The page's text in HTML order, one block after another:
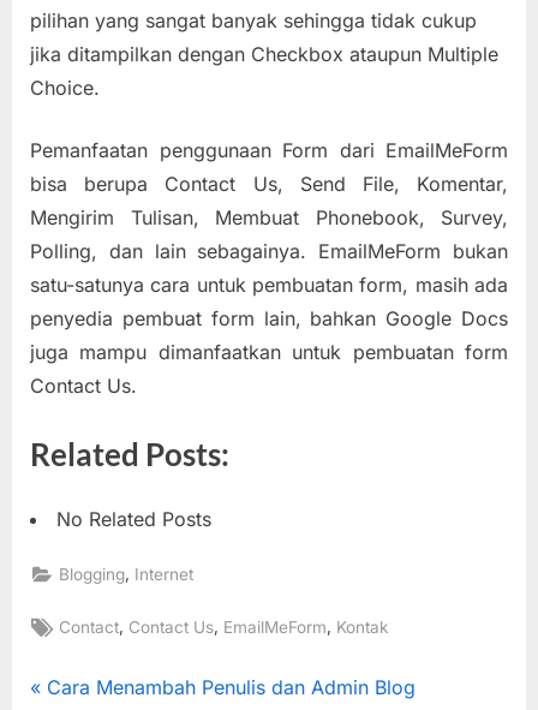
pilihan yang sangat banyak sehingga tidak cukup
jika ditampilkan dengan Checkbox ataupun Multiple
Choice.
Pemanfaatan penggunaan Form dari EmailMeForm
bisa berupa Contact Us, Send File, Komentar,
Mengirim Tulisan, Membuat Phonebook, Survey,
Polling, dan lain sebagainya. EmailMeForm bukan
satu-satunya cara untuk pembuatan form, masih ada
penyedia pembuat form lain, bahkan Google Docs
juga mampu dimanfaatkan untuk pembuatan form
Contact Us.
Related Posts:
No Related Posts
Blogging Internet
Tags:
Contact, Contact Us, EmailMeForm, Kontak
Post
P
Cara Menambah Penulis dan Admin Blog